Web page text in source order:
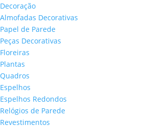
Decoração
Almofadas Decorativas
Papel de Parede
Peças Decorativas
Floreiras
Plantas
Quadros
Espelhos
Espelhos Redondos
Relógios de Parede
Revestimentos